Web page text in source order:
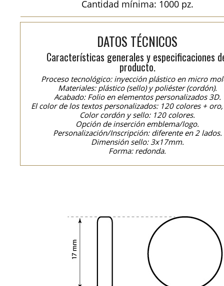
Cantidad mínima: 1000 pz.
DATOS TÉCNICOS
Características generales y especificaciones
producto.
Proceso tecnológico: inyección plástico en micro
Materiales: plástico (sello) y poliéster (cordón).
Acabado: Folio en elementos personalizados 3D.
El color de los textos personalizados: 120 colores +
Color cordón y sello: 120 colores.
Opción de inserción emblema/logo.
Personalización/Inscripción: diferente en 2 lados.
Dimensión sello: 3x17mm.
Forma: redonda.